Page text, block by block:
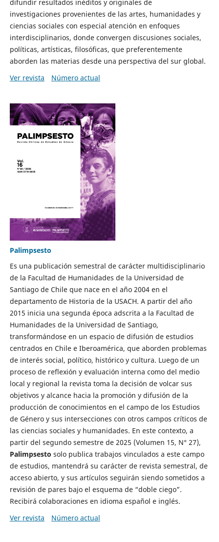
difundir resultados inéditos y originales de
investigaciones provenientes de las artes, humanidades y
ciencias sociales con especial atención en enfoques
interdisciplinarios, donde convergen discusiones sociales,
políticas, artísticas, filosóficas, que preferentemente
aborden las materias desde una perspectiva del sur global.
Ver revista
Número actual
Palimpsesto
Es una publicación semestral de carácter multidisciplinario
de la Facultad de Humanidades de la Universidad de
Santiago de Chile que nace en el año 2004 en el
departamento de Historia de la USACH. A partir del año
2015 inicia una segunda época adscrita a la Facultad de
Humanidades de la Universidad de Santiago,
transformándose en un espacio de difusión de estudios
centrados en Chile e Iberoamérica, que aborden problemas
de interés social, político, histórico y cultura. Luego de un
proceso de reflexión y evaluación interna como del medio
local y regional la revista toma la decisión de volcar sus
objetivos y alcance hacia la promoción y difusión de la
producción de conocimientos en el campo de los Estudios
de Género y sus intersecciones con otros campos críticos de
las ciencias sociales y humanidades. En este contexto, a
partir del segundo semestre de 2025 (Volumen 15, N° 27),
Palimpsesto solo publica trabajos vinculados a este campo
de estudios, mantendrá su carácter de revista semestral, de
acceso abierto, y sus artículos seguirán siendo sometidos a
revisión de pares bajo el esquema de “doble ciego”.
Recibirá colaboraciones en idioma español e inglés.
Ver revista
Número actual